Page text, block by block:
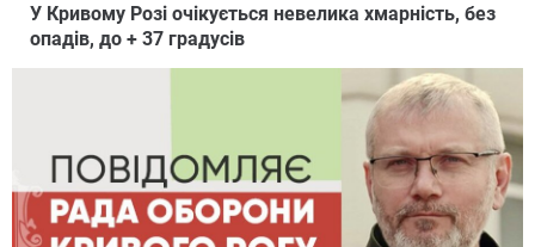
У Кривому Розі очікується невелика хмарність, без
опадів, до + 37 градусів